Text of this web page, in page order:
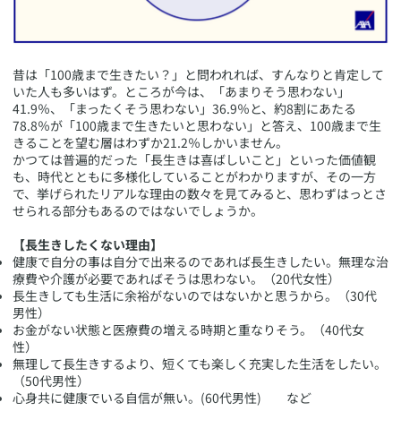
​昔は「100歳まで生きたい？」と問われれば、すんなりと肯定して
いた人も多いはず。ところが今は、「あまりそう思わない」
41.9％、「まったくそう思わない」36.9％と、約8割にあたる
78.8％が「100歳まで生きたいと思わない」と答え、100歳まで生
きることを望む層はわずか21.2％しかいません。
かつては普遍的だった「長生きは喜ばしいこと」といった価値観
も、時代とともに多様化していることがわかりますが、その一方
で、挙げられたリアルな理由の数々を見てみると、思わずはっとさ
せられる部分もあるのではないでしょうか。
【長生きしたくない理由】
健康で自分の事は自分で出来るのであれば長生きしたい。無理な治
療費や介護が必要であればそうは思わない。（20代女性）
長生きしても生活に余裕がないのではないかと思うから。（30代
男性）
お金がない状態と医療費の増える時期と重なりそう。（40代女
性）
無理して長生きするより、短くても楽しく充実した生活をしたい。
（50代男性）
心身共に健康でいる自信が無い。(60代男性) など